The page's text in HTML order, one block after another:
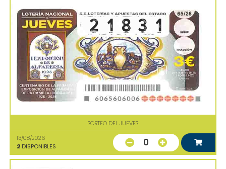
SORTEO DEL JUEVES
13/08/2026
2 DISPONIBLES 0